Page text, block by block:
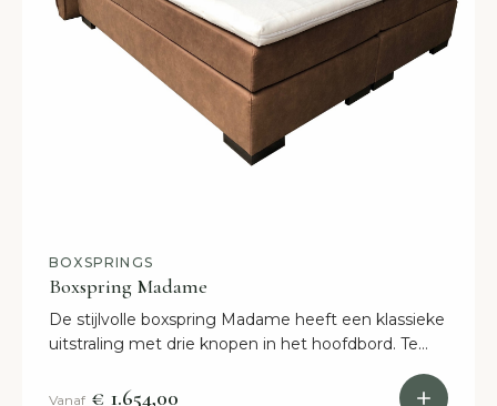
BOXSPRINGS
Boxspring Madame
De stijlvolle boxspring Madame heeft een klassieke
uitstraling met drie knopen in het hoofdbord. Te
bestellen.
Vanaf € 1.654,00